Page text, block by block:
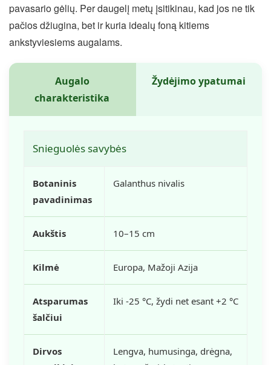
pavasario gėlių. Per daugelį metų įsitikinau, kad jos ne tik
pačios džiugina, bet ir kuria idealų foną kitiems
ankstyviesiems augalams.
Augalo
charakteristika
Žydėjimo ypatumai
Snieguolės savybės
Botaninis
pavadinimas
Galanthus nivalis
Aukštis 10–15 cm
Kilmė Europa, Mažoji Azija
Atsparumas
šalčiui
Iki -25 °C, žydi net esant +2 °C
Dirvos
Lengva, humusinga, drėgna,